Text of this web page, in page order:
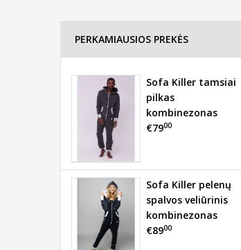
PERKAMIAUSIOS PREKĖS
Sofa Killer tamsiai
pilkas
kombinezonas
€7900
Sofa Killer pelenų
spalvos veliūrinis
kombinezonas
€8900